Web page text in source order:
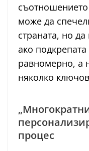
може да
страната, но
ако
равномерно, а
няколко
процес